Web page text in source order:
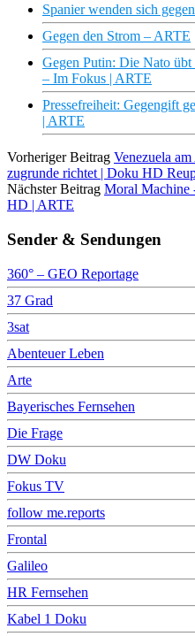
Spanier wenden sich
Gegen den Strom – ARTE
Gegen Putin: Die Nato
– Im Fokus | ARTE
Pressefreiheit: Gegengift
| ARTE
Vorheriger Beitrag Venezuela
zugrunde richtet | Doku HD
Nächster Beitrag Moral Machine
HD | ARTE
Sender & Sendungen
360° – GEO Reportage
37 Grad
3sat
Abenteuer Leben
Arte
Bayerisches Fernsehen
Die Frage
DW Doku
Fokus TV
follow me.reports
Frontal
Galileo
HR Fernsehen
Kabel 1 Doku